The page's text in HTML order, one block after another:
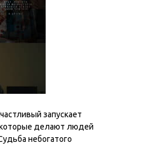
запускает
которые делают людей
небогатого